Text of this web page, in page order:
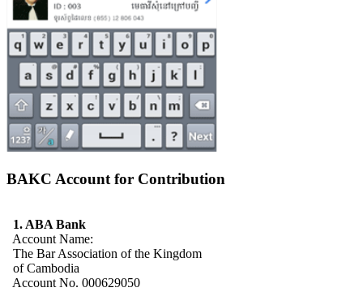
BAKC Account for Contribution
1. ABA Bank
Account Name:
The Bar Association of the Kingdom
of Cambodia
Account No. 000629050